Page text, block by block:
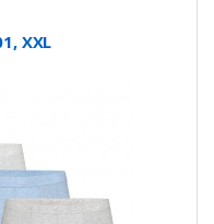
XXL